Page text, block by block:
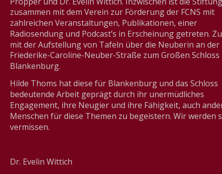
zusammen mit dem Verein zur Förderung der FCNS mit
zahlreichen Veranstaltungen, Publikationen, einer
Radiosendung und Podcast’s in Erscheinung getreten.
mit der Aufstellung von Tafeln über die Neuberin an der
Friederike-Caroline-Neuber-Straße zum Großen Schloss
Blankenburg.
Hilde Thoms hat diese für Blankenburg und das Schloss
bedeutende Arbeit geprägt durch ihr unermüdliches
Engagement, ihre Neugier und ihre Fähigkeit, auch
Menschen für diese Themen zu begeistern. Wir werden
vermissen.
Dr. Evelin Wittich